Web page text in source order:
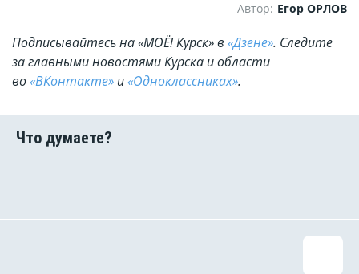
Автор: Егор ОРЛОВ
Подписывайтесь на «МОЁ! Курск» в «Дзене». Cледите
за главными новостями Курска и области
во«ВКонтакте» и«Одноклассниках».